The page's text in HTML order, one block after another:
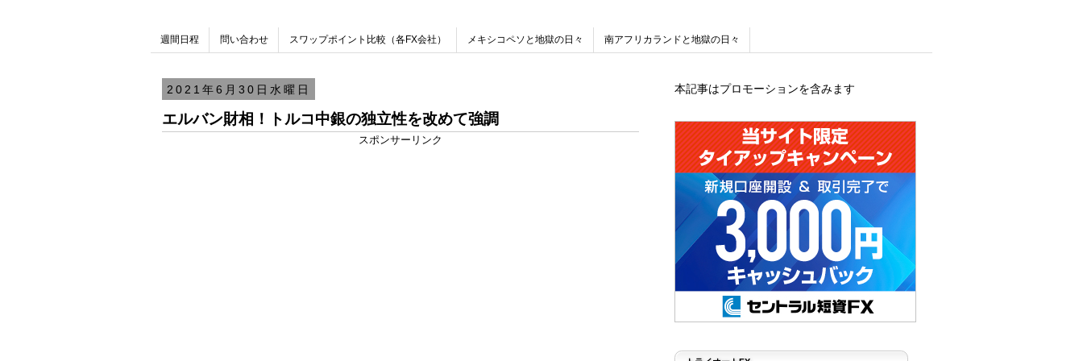
週間日程 問い合わせ スワップポイント比較（各FX会社） メキシコペソと地獄の日々 南アフリカランドと地獄の日々
2021年6月30日水曜日
エルバン財相！トルコ中銀の独立性を改めて強調
スポンサーリンク
本記事はプロモーションを含みます